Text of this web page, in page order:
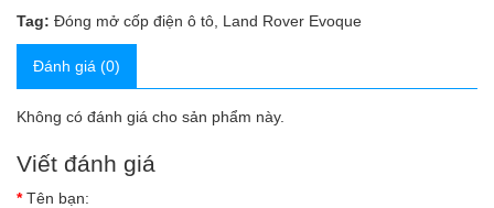
Tag: Đóng mở cốp điện ô tô Land Rover Evoque
Đánh giá (0)
Không có đánh giá cho sản phẩm này.
Viết đánh giá
Tên bạn: